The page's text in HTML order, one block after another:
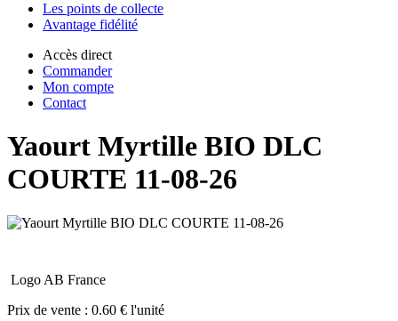
Les points de collecte
Avantage fidélité
Accès direct
Commander
Mon compte
Contact
Yaourt Myrtille BIO DLC
COURTE 11-08-26
Logo AB France
Prix de vente : 0.60 € l'unité